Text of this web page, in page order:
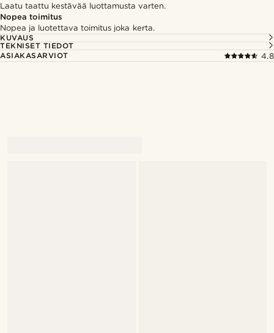
Laatu taattu kestävää luottamusta varten.
Nopea toimitus
Nopea ja luotettava toimitus joka kerta.
KUVAUS
TEKNISET TIEDOT
ASIAKASARVIOT
4.8